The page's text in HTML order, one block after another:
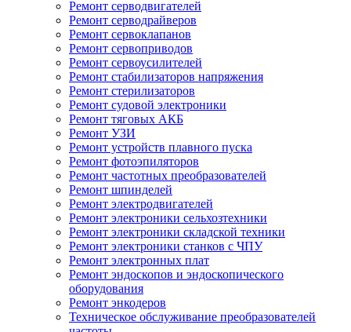
Ремонт серводвигателей
Ремонт серводрайверов
Ремонт сервоклапанов
Ремонт сервоприводов
Ремонт сервоусилителей
Ремонт стабилизаторов напряжения
Ремонт стерилизаторов
Ремонт судовой электроники
Ремонт тяговых АКБ
Ремонт УЗИ
Ремонт устройств плавного пуска
Ремонт фотоэпиляторов
Ремонт частотных преобразователей
Ремонт шпинделей
Ремонт электродвигателей
Ремонт электроники сельхозтехники
Ремонт электроники складской техники
Ремонт электроники станков с ЧПУ
Ремонт электронных плат
Ремонт эндоскопов и эндоскопического
оборудования
Ремонт энкодеров
Техническое обслуживание преобразователей